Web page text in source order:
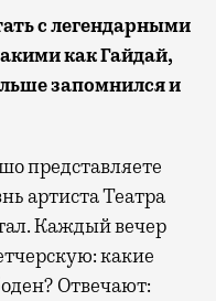
с легендарными
как Гайдай,
запомнился и
представляете
артиста Театра
Каждый вечер
какие
Отвечают: